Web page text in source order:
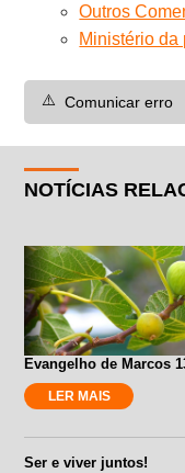
Outros
Ministério da
⚠️ Comunicar erro
NOTÍCIAS
Evangelho de Marcos
LER MAIS
Ser e viver juntos!